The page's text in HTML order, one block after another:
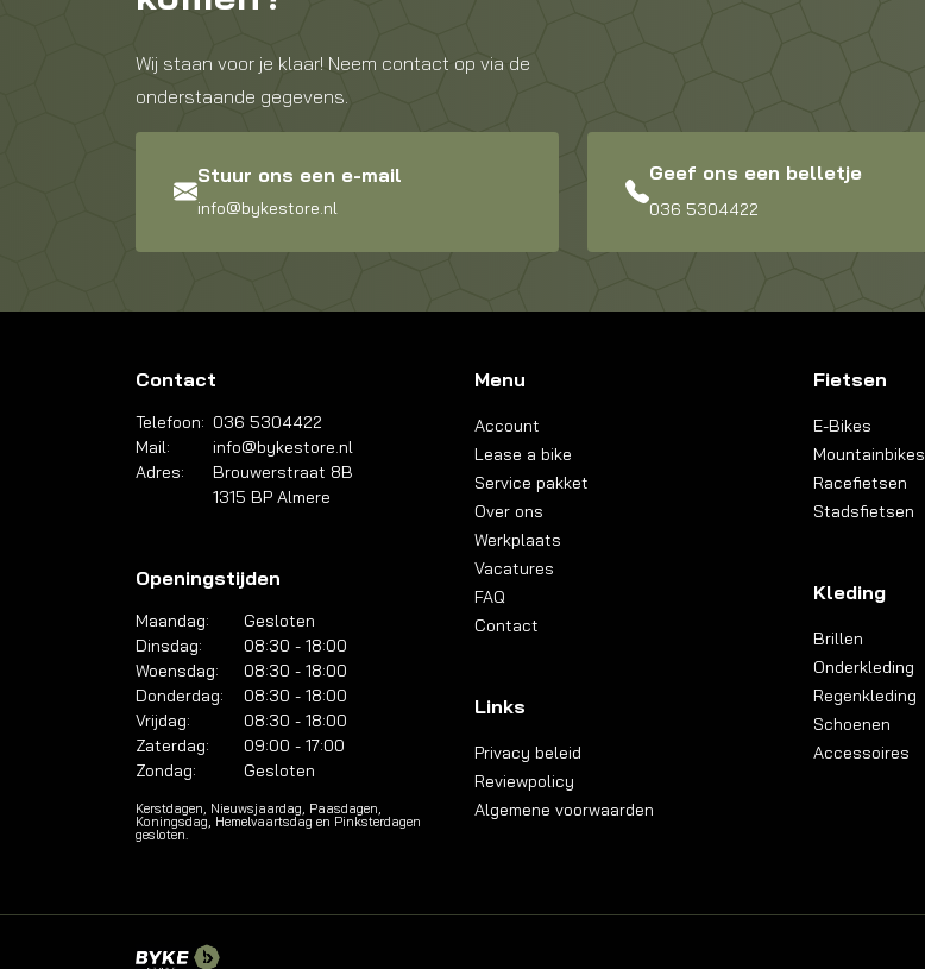
Wij staan voor je klaar! Neem contact op via de
onderstaande gegevens.
Stuur ons een e-mail
info@bykestore.nl
Geef ons een belletje
036 5304422
Contact
Telefoon: 036 5304422
Mail:
info@bykestore.nl
Adres:
Brouwerstraat 8B
1315 BP Almere
Openingstijden
Maandag:
Gesloten
Dinsdag:
08:30 - 18:00
Woensdag:
08:30 - 18:00
Donderdag:
08:30 - 18:00
Vrijdag:
08:30 - 18:00
Zaterdag:
09:00 - 17:00
Zondag:
Gesloten
Kerstdagen, Nieuwsjaardag, Paasdagen,
Koningsdag, Hemelvaartsdag en Pinksterdagen
gesloten.
Menu
Account
Lease a bike
Service pakket
Over ons
Werkplaats
Vacatures
FAQ
Contact
Links
Privacy beleid
Reviewpolicy
Algemene voorwaarden
Fietsen
E-Bikes
Mountainbikes
Racefietsen
Stadsfietsen
Kleding
Brillen
Onderkleding
Regenkleding
Schoenen
Accessoires